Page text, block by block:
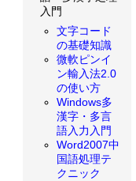
入門
文字コード
の基礎知識
微軟ピンイ
ン輸入法2.0
の使い方
Windows多
漢字・多言
語入力入門
Word2007中
国語処理テ
クニック